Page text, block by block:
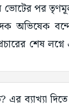
পর
অভিষেক
শেষ
ব্যাখ্যা